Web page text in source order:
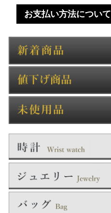
お支払い方法について